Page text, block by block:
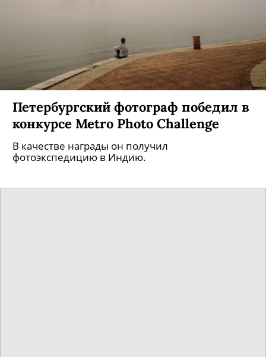
Петербургский фотограф победил в
конкурсе Metro Photo Challenge
В качестве награды он получил
фотоэкспедицию в Индию.